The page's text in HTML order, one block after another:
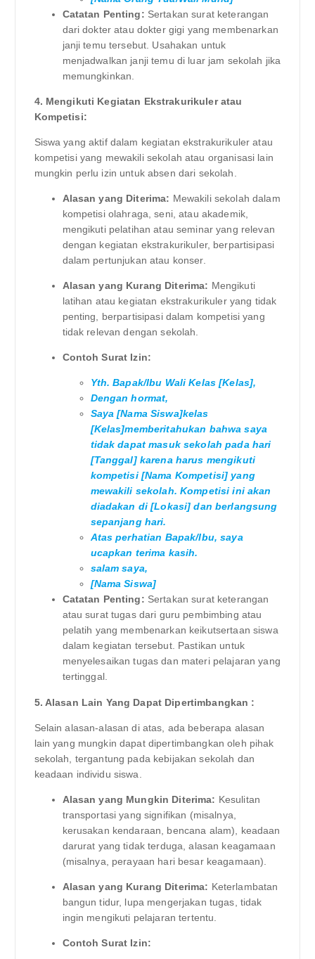
Catatan Penting: Sertakan surat keterangan
dari dokter atau dokter gigi yang membenarkan
janji temu tersebut. Usahakan untuk
menjadwalkan janji temu di luar jam sekolah jika
memungkinkan.
4. Mengikuti Kegiatan Ekstrakurikuler atau
Kompetisi:
Siswa yang aktif dalam kegiatan ekstrakurikuler atau
kompetisi yang mewakili sekolah atau organisasi lain
mungkin perlu izin untuk absen dari sekolah.
Alasan yang Diterima: Mewakili sekolah dalam
kompetisi olahraga, seni, atau akademik,
mengikuti pelatihan atau seminar yang relevan
dengan kegiatan ekstrakurikuler, berpartisipasi
dalam pertunjukan atau konser.
Alasan yang Kurang Diterima: Mengikuti
latihan atau kegiatan ekstrakurikuler yang tidak
penting, berpartisipasi dalam kompetisi yang
tidak relevan dengan sekolah.
Contoh Surat Izin:
Yth. Bapak/Ibu Wali Kelas [Kelas],
Dengan hormat,
Saya [Nama Siswa]kelas
[Kelas]memberitahukan bahwa saya
tidak dapat masuk sekolah pada hari
[Tanggal] karena harus mengikuti
kompetisi [Nama Kompetisi] yang
mewakili sekolah. Kompetisi ini akan
diadakan di [Lokasi] dan berlangsung
sepanjang hari.
Atas perhatian Bapak/Ibu, saya
ucapkan terima kasih.
salam saya,
[Nama Siswa]
Catatan Penting: Sertakan surat keterangan
atau surat tugas dari guru pembimbing atau
pelatih yang membenarkan keikutsertaan siswa
dalam kegiatan tersebut. Pastikan untuk
menyelesaikan tugas dan materi pelajaran yang
tertinggal.
5. Alasan Lain Yang Dapat Dipertimbangkan :
Selain alasan-alasan di atas, ada beberapa alasan
lain yang mungkin dapat dipertimbangkan oleh pihak
sekolah, tergantung pada kebijakan sekolah dan
keadaan individu siswa.
Alasan yang Mungkin Diterima: Kesulitan
transportasi yang signifikan (misalnya,
kerusakan kendaraan, bencana alam), keadaan
darurat yang tidak terduga, alasan keagamaan
(misalnya, perayaan hari besar keagamaan).
Alasan yang Kurang Diterima: Keterlambatan
bangun tidur, lupa mengerjakan tugas, tidak
ingin mengikuti pelajaran tertentu.
Contoh Surat Izin: